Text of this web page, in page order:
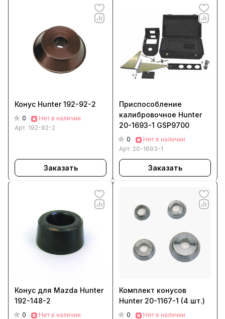
Конус Hunter 192-92-2
0
Нет в наличии
Арт. 192-92-2
Заказать
Приспособление
калибровочное Hunter
20-1693-1 GSP9700
0
Нет в наличии
Арт. 20-1693-1
Заказать
Конус для Mazda Hunter
192-148-2
0
Нет в наличии
Комплект конусов
Hunter 20-1167-1 (4 шт.)
0
Нет в наличии